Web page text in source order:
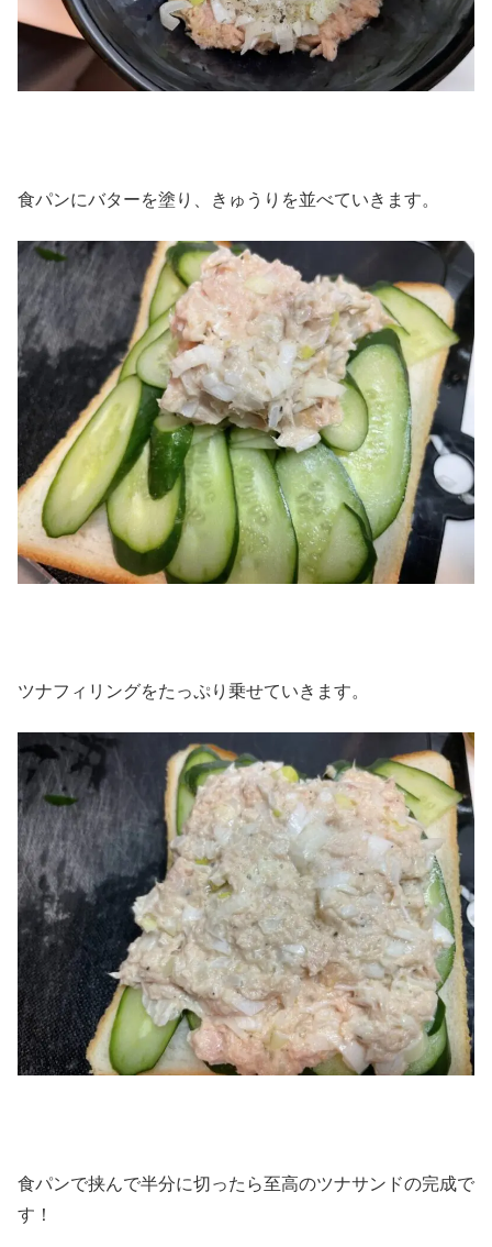
食パンにバターを塗り、きゅうりを並べていきます。
ツナフィリングをたっぷり乗せていきます。
食パンで挟んで半分に切ったら至高のツナサンドの完成で
す！